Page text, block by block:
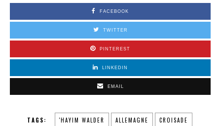
FACEBOOK
TWITTER
PINTEREST
LINKEDIN
EMAIL
TAGS: 'HAYIM WALDER ALLEMAGNE CROISADE